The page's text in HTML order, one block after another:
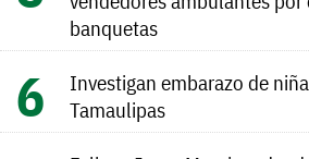
banquetas
Investigan embarazo de
Tamaulipas